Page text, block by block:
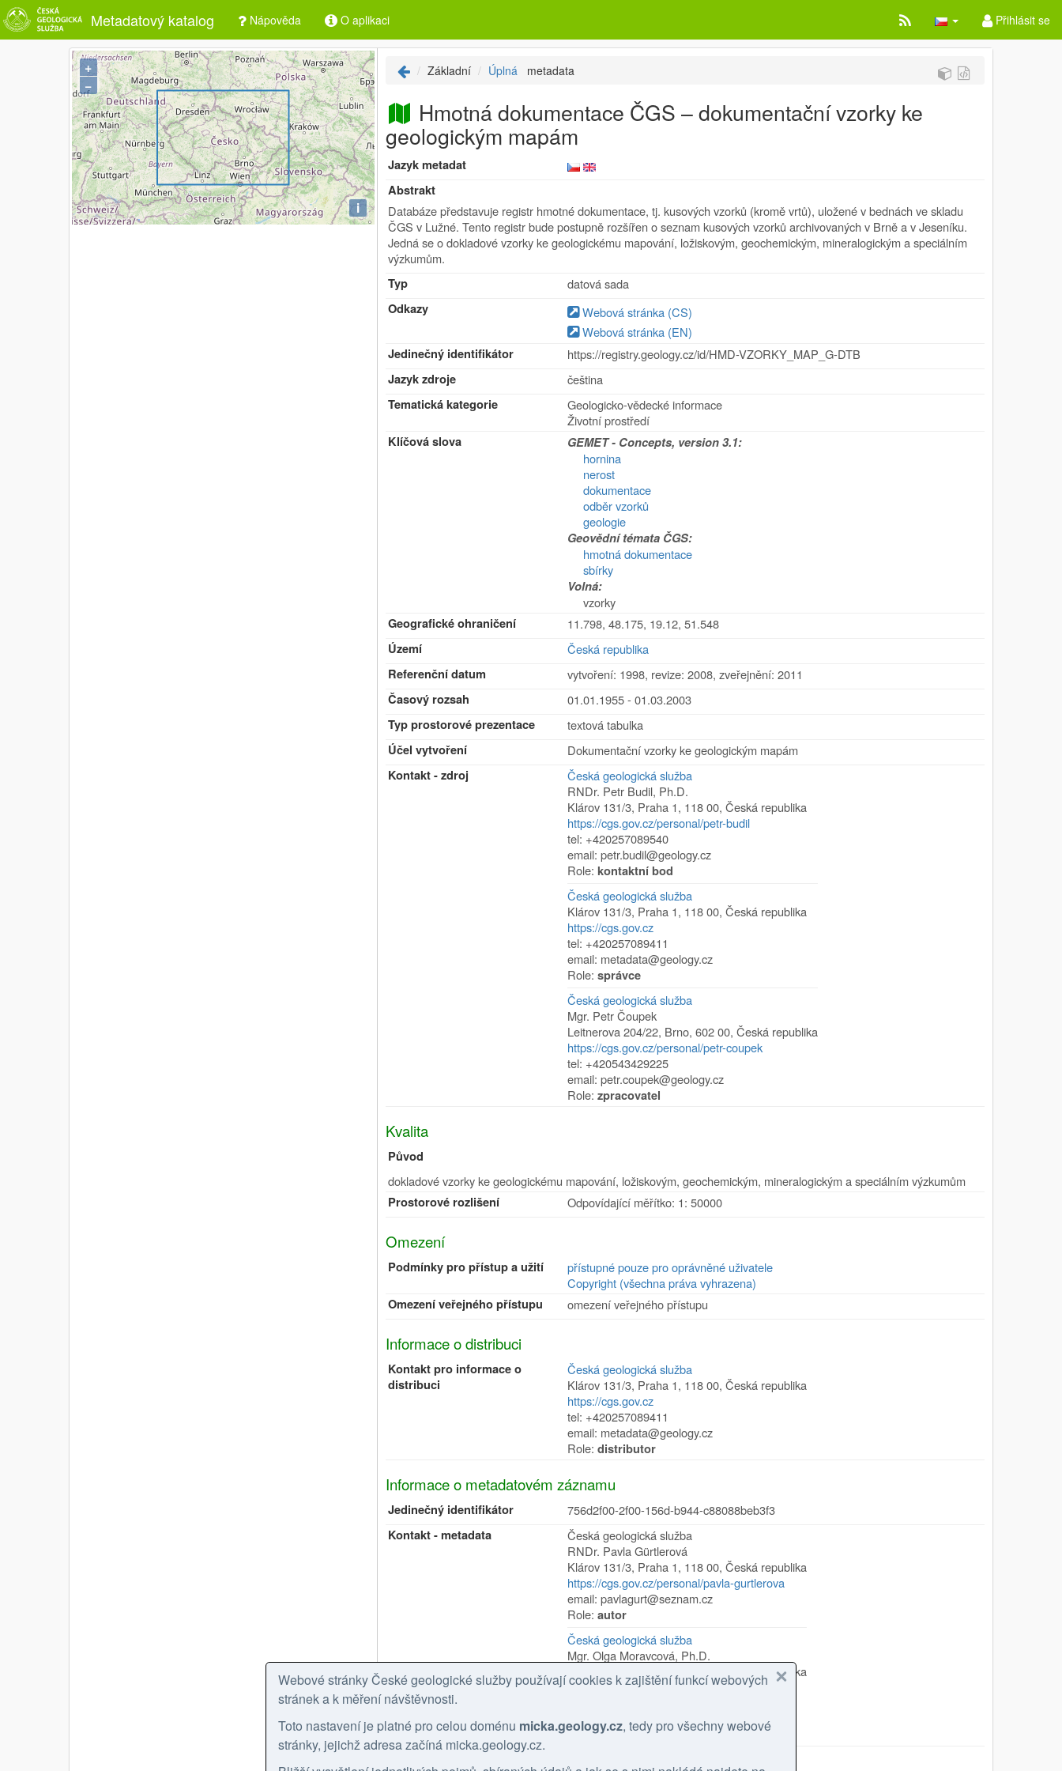
Metadatový katalog Nápověda O aplikaci Přihlásit se
+
−
i
Základní Úplná metadata
Hmotná dokumentace ČGS – dokumentační vzorky ke
geologickým mapám
Jazyk metadat
Abstrakt
Databáze představuje registr hmotné dokumentace, tj. kusových vzorků (kromě vrtů), uložené v bednách ve skladu
ČGS v Lužné. Tento registr bude postupně rozšířen o seznam kusových vzorků archivovaných v Brně a v Jeseníku.
Jedná se o dokladové vzorky ke geologickému mapování, ložiskovým, geochemickým, mineralogickým a speciálním
výzkumům.
Typ
datová sada
Odkazy
Webová stránka (CS)
Webová stránka (EN)
Jedinečný identifikátor
https://registry.geology.cz/id/HMD-VZORKY_MAP_G-DTB
Jazyk zdroje
čeština
Tematická kategorie
Geologicko-vědecké informace
Životní prostředí
Klíčová slova
GEMET - Concepts, version 3.1:
hornina
nerost
dokumentace
odběr vzorků
geologie
Geovědní témata ČGS:
hmotná dokumentace
sbírky
Volná:
vzorky
Geografické ohraničení
11.798, 48.175, 19.12, 51.548
Území
Česká republika
Referenční datum
vytvoření: 1998, revize: 2008,zveřejnění: 2011
Časový rozsah
01.01.1955 - 01.03.2003
Typ prostorové prezentace
textová tabulka
Účel vytvoření
Dokumentační vzorky ke geologickým mapám
Kontakt - zdroj
Česká geologická služba
RNDr. Petr Budil, Ph.D.
Klárov 131/3, Praha 1, 118 00,Česká republika
https://cgs.gov.cz/personal/petr-budil
tel: +420257089540
email: petr.budil@geology.cz
Role:kontaktní bod
Česká geologická služba
Klárov 131/3, Praha 1, 118 00,Česká republika
https://cgs.gov.cz
tel: +420257089411
email: metadata@geology.cz
Role:správce
Česká geologická služba
Mgr. Petr Čoupek
Leitnerova 204/22, Brno,602 00,Česká republika
https://cgs.gov.cz/personal/petr-coupek
tel: +420543429225
email: petr.coupek@geology.cz
Role:zpracovatel
Kvalita
Původ
dokladové vzorky ke geologickému mapování, ložiskovým, geochemickým, mineralogickým a speciálním výzkumům
Prostorové rozlišení
Odpovídající měřítko: 1: 50000
Omezení
Podmínky pro přístup a užití
přístupné pouze pro oprávněné uživatele
Copyright (všechna práva vyhrazena)
Omezení veřejného přístupu
omezení veřejného přístupu
Informace o distribuci
Kontakt pro informace o
distribuci
Česká geologická služba
Klárov 131/3, Praha 1, 118 00,Česká republika
https://cgs.gov.cz
tel: +420257089411
email: metadata@geology.cz
Role:distributor
Informace o metadatovém záznamu
Jedinečný identifikátor
756d2f00-2f00-156d-b944-c88088beb3f3
Kontakt - metadata
Česká geologická služba
RNDr. Pavla Gürtlerová
Klárov 131/3, Praha 1, 118 00,Česká republika
https://cgs.gov.cz/personal/pavla-gurtlerova
email: pavlagurt@seznam.cz
Role:autor
Česká geologická služba
Mgr. Olga Moravcová, Ph.D.
Česká republika
https://cgs.gov.cz/personal/olga-moravcova
email: olga.moravcova@geology.cz
Role:kontaktní bod
Aktualizace metadat
Webové stránky České geologické služby používají cookies k zajištění funkcí webových
stránek a k měření návštěvnosti.
Toto nastavení je platné pro celou doménu micka.geology.cz, tedy pro všechny webové
stránky, jejichž adresa začíná micka.geology.cz.